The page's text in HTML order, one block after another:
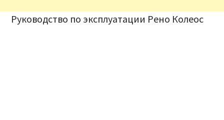
Руководство по эксплуатации Рено Колеос